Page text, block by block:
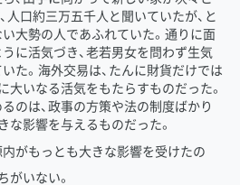
人口約三万五千人と聞いていたが、と
大勢の人であふれていた。通りに面
に活気づき、老若男女を問わず生気
た。海外交易は、たんに財貨だけでは
大いなる活気をもたらすものだった。
のは、政事の方策や法の制度ばかり
な影響を与えるものだった。
がもっとも大きな影響を受けたの
がいない。